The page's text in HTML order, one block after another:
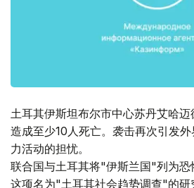
土耳其伊斯坦布尔市中心苏丹艾哈迈
造成至少10人死亡。袭击再次引发
力活动的担忧。
联合国与土耳其将"伊斯兰国"列为恐
这项名为"土耳其社会趋势调查"的研